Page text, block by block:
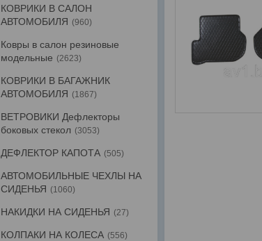
КОВРИКИ В САЛОН
АВТОМОБИЛЯ
960
Ковры в салон резиновые
модельные
2623
КОВРИКИ В БАГАЖНИК
АВТОМОБИЛЯ
1867
ВЕТРОВИКИ Дефлекторы
боковых стекол
3053
ДЕФЛЕКТОР КАПОТА 505
АВТОМОБИЛЬНЫЕ ЧЕХЛЫ НА
СИДЕНЬЯ
1060
НАКИДКИ НА СИДЕНЬЯ 27
КОЛПАКИ НА КОЛЕСА 556